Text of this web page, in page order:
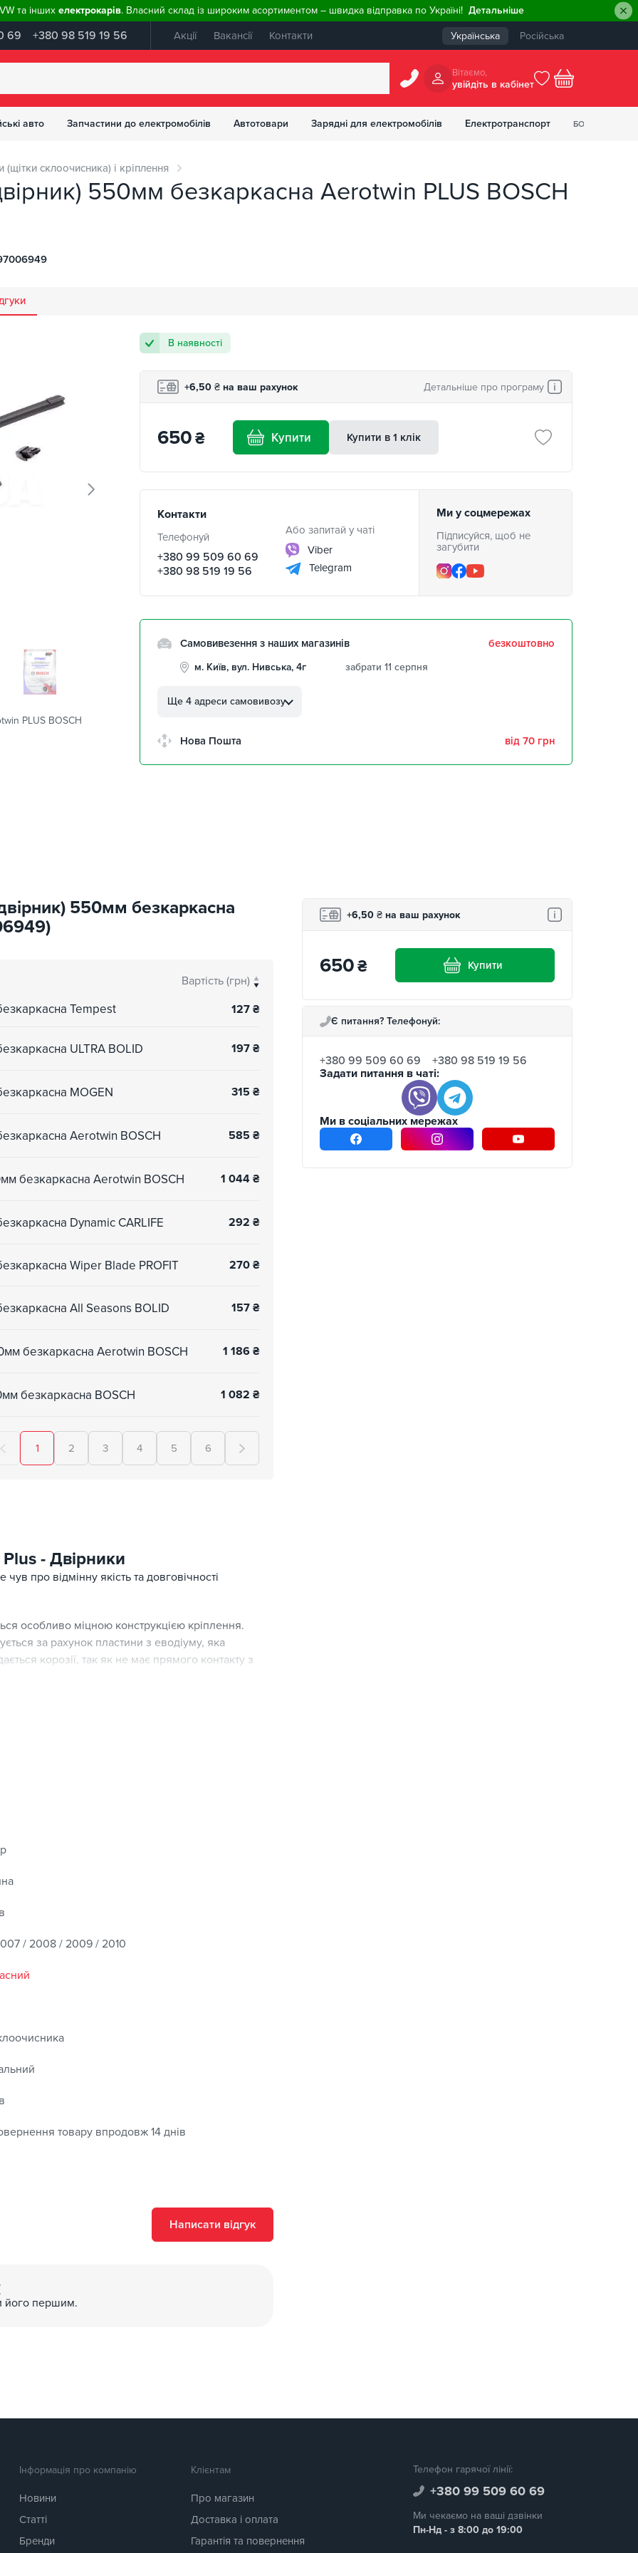
та інших електрокарів. Власний склад із широким асортиментом – швидка відправка по Україні! Детальніше
69 +380 98 519 19 56 Акції Вакансії Контакти Українська Російська
Вiтаємо,
увiйдiть в кабiнет
БОНУСІВ
авто Запчастини до електромобілів Автотовари Зарядні для електромобілів Електротранспорт
(щітки склоочисника) і кріплення
550мм безкаркасна Aerotwin PLUS BOSCH
PLUS BOSCH
В наявності
+6,50 ₴ на ваш рахунок Детальніше про програму
650₴ Купити Купити в 1 клік
Контакти
Телефонуй
+380 99 509 60 69
+380 98 519 19 56
Або запитай у чаті
Viber
Telegram
Ми у соцмережах
Підписуйся, щоб не
загубити
Самовивезення з наших магазинів безкоштовно
м. Київ, вул. Нивська, 4г
забрати 11 серпня
Автолюбителів, 8а
26
Ще 4 адреси самовивозу
Нова Пошта від 70 грн
550мм безкаркасна
Вартість (грн)
Tempest 127 ₴
ULTRA BOLID 197 ₴
MOGEN 315 ₴
Aerotwin BOSCH 585 ₴
безкаркасна Aerotwin BOSCH 1 044 ₴
Dynamic CARLIFE 292 ₴
Wiper Blade PROFIT 270 ₴
All Seasons BOLID 157 ₴
безкаркасна Aerotwin BOSCH 1 186 ₴
безкаркасна BOSCH 1 082 ₴
1 2 3 4 5 6
- Двірники
про відмінну якість та довговічності
особливо міцною конструкцією кріплення.
за рахунок пластини з еводіуму, яка
корозії, так як не має прямого контакту з
на зовнішній частини двірника, забезпечує
незалежно від швидкості руху
/ 2008 / 2009 / 2010
товару впродовж 14 днів
Написати відгук
його першим.
+6,50 ₴ на ваш рахунок
650₴ Купити
Є питання? Телефонуй:
+380 99 509 60 69
+380 98 519 19 56
Задати питання в чаті:
Ми в соціальних мережах
Інформація про компанію
Новини
Статті
Бренди
Клієнтам
Про магазин
Доставка і оплата
Гарантія та повернення
Телефон гарячої лінії:
+380 99 509 60 69
Ми чекаємо на ваші дзвінки
Пн-Нд - з 8:00 до 19:00